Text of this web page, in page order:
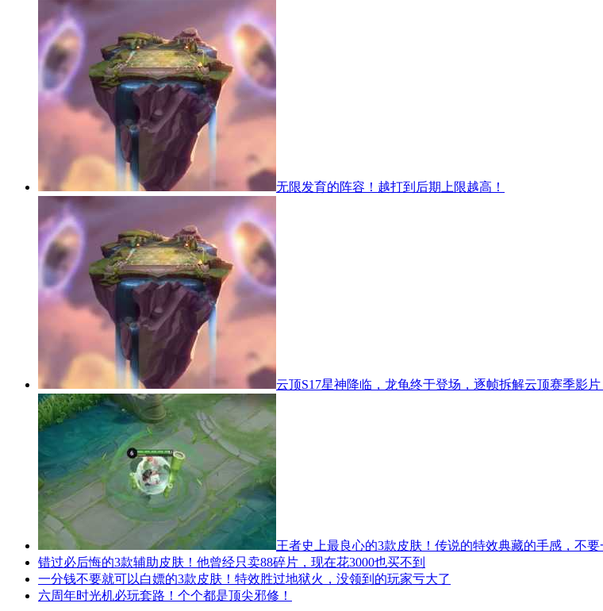
无限发育的阵容！越打到后期上限越高！
云顶S17星神降临，龙龟终于登场，逐帧拆解云顶赛季影片
王者史上最良心的3款皮肤！传说的特效典藏的手感，不
错过必后悔的3款辅助皮肤！他曾经只卖88碎片，现在花3000也买不到
一分钱不要就可以白嫖的3款皮肤！特效胜过地狱火，没领到的玩家亏大了
六周年时光机必玩套路！个个都是顶尖邪修！